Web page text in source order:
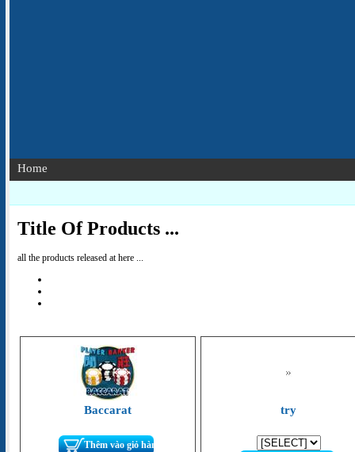
Home
Title Of Products ...
all the products released at here ...
Baccarat
Thêm vào giỏ hàng
try